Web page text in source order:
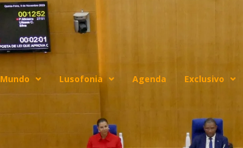
Mundo Lusofonia Agenda Exclusivo